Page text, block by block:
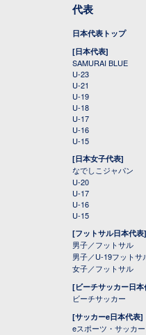
代表
日本代表トップ
[日本代表]
SAMURAI BLUE
U-23
U-21
U-19
U-18
U-17
U-16
U-15
[日本女子代表]
なでしこジャパン
U-20
U-17
U-16
U-15
[フットサル日本代表]
男子／フットサル
男子／U-19フットサ
女子／フットサル
[ビーチサッカー日本
ビーチサッカー
[サッカーe日本代表]
eスポーツ・サッカー